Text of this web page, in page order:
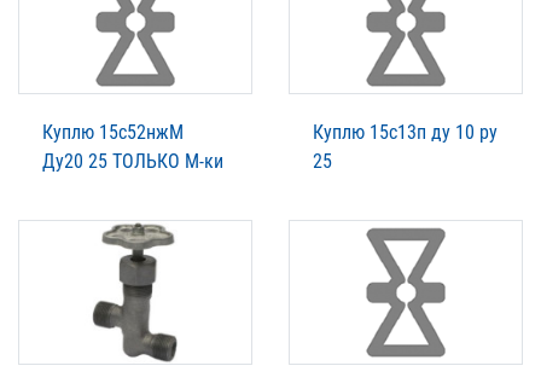
Куплю 15с52нжМ
Ду20 25 ТОЛЬКО М-ки
Куплю 15с13п ду 10 ру
25